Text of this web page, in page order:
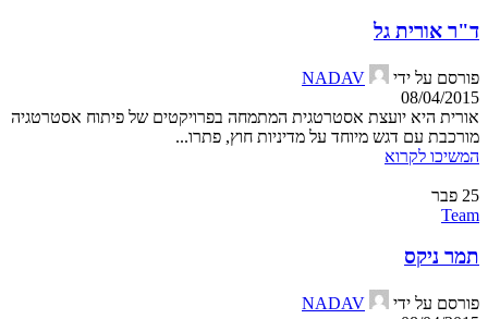
ד"ר אורית גל
פורסם על ידי
NADAV
08/04/2015
אורית היא יועצת אסטרטגית המתמחה בפרויקטים של פיתוח אסטרטגיה
מורכבת עם דגש מיוחד על מדיניות חוץ, פתרו...
המשיכו לקרוא
25 פבר
Team
תמר ניקס
פורסם על ידי
NADAV